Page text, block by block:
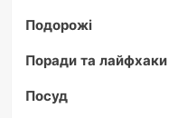
Подорожі
Поради та лайфхаки
Посуд